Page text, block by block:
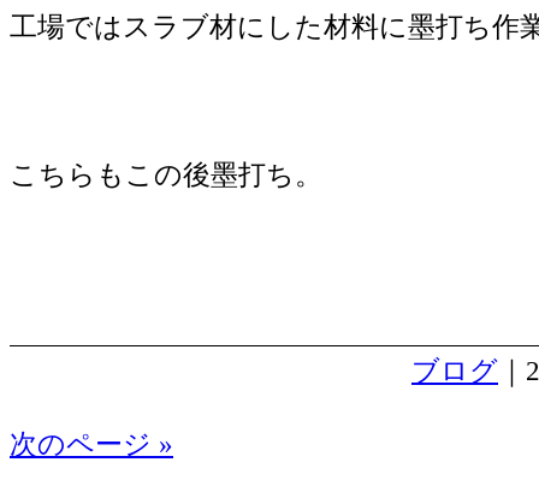
工場ではスラブ材にした材料に墨打ち作
こちらもこの後墨打ち。
ブログ
次のページ »